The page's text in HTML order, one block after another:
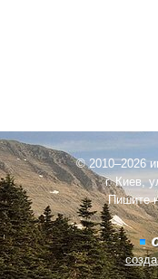
© 2010–2026
г. Киев,
Пишите